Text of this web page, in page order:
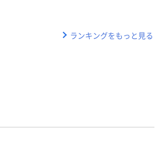
ランキングをもっと見る